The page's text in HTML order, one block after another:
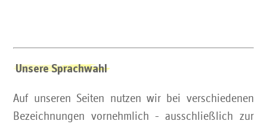
Unsere Sprachwahl
Auf unseren Seiten nutzen wir bei verschiedenen
Bezeichnungen vornehmlich - ausschließlich zur